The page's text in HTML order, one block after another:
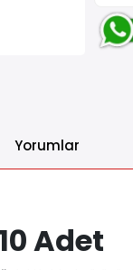
Yorumlar
Adet